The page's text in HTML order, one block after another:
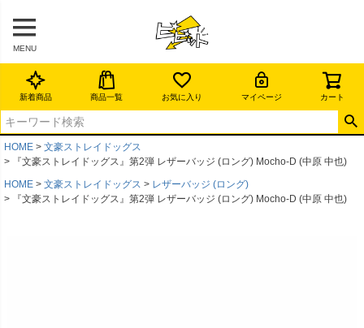
MENU
新着商品 商品一覧 お気に入り マイページ カート
HOME
文豪ストレイドッグス
『文豪ストレイドッグス』第2弾 レザーバッジ (ロング) Mocho-D (中原 中也)
HOME
文豪ストレイドッグス
レザーバッジ (ロング)
『文豪ストレイドッグス』第2弾 レザーバッジ (ロング) Mocho-D (中原 中也)